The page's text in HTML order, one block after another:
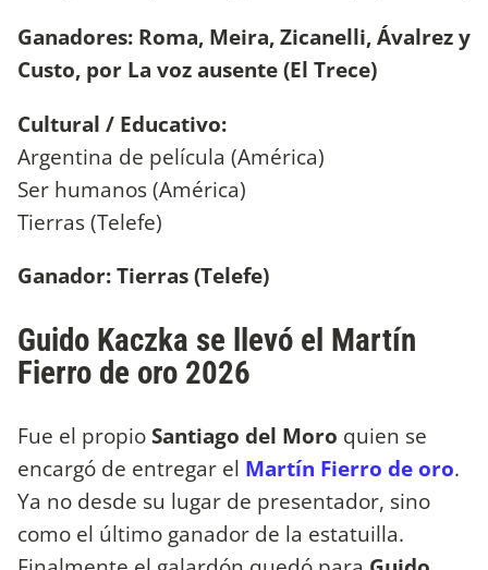
Ganadores: Roma, Meira, Zicanelli, Ávalrez y
Custo, por La voz ausente (El Trece)
Cultural / Educativo:
Argentina de película (América)
Ser humanos (América)
Tierras (Telefe)
Ganador: Tierras (Telefe)
Guido Kaczka se llevó el Martín
Fierro de oro 2026
Fue el propioSantiago del Moro quien se
encargó de entregar el Martín Fierro de oro.
Ya no desde su lugar de presentador, sino
como el último ganador de la estatuilla.